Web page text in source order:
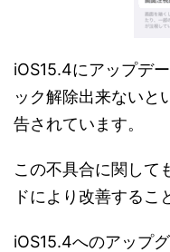
iOS15.4にアップデ
ック解除出来ないと
告されています。
この不具合に関して
ドにより改善するこ
iOS15.4へのアップ